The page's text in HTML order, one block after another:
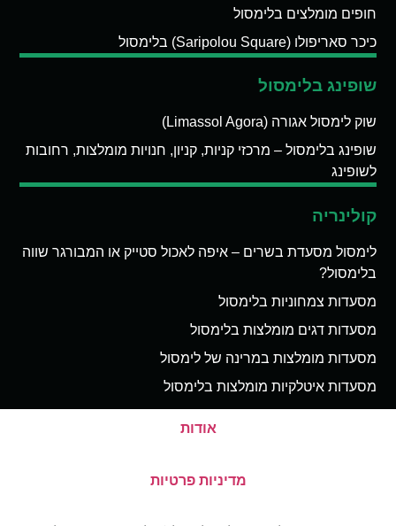
חופים מומלצים בלימסול
כיכר סאריפולו (Saripolou Square) בלימסול
שופינג בלימסול
שוק לימסול אגורה (Limassol Agora)
שופינג בלימסול – מרכזי קניות, קניון, חנויות מומלצות, רחובות
לשופינג
קולינריה
לימסול מסעדת בשרים – איפה לאכול סטייק או המבורגר שווה
בלימסול?
מסעדות צמחוניות בלימסול
מסעדות דגים מומלצות בלימסול
מסעדות מומלצות במרינה של לימסול
מסעדות איטלקיות מומלצות בלימסול
אודות
מדיניות פרטיות